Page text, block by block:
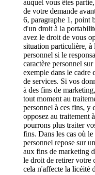
auquel vous êtes
de votre demande
6, paragraphe 1, point
d'un droit à la
avez le droit de vous
situation particulière, à
personnel si le
caractère personnel
exemple dans le cadre
de services. Si vos
à des fins de
tout moment au
personnel à ces fins, y
opposez au traitement
pourrons plus traiter
fins. Dans les cas où
personnel repose sur
aux fins de marketing
le droit de retirer votre
cela n'affecte la licéité